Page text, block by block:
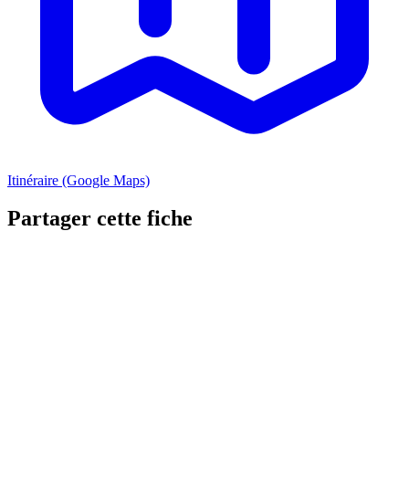
Itinéraire (Google Maps)
Partager cette fiche